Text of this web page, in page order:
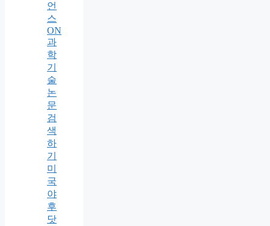
언
스
ON
과
학
기
술
논
문
검
색
하
기
미
국
야
후
닷